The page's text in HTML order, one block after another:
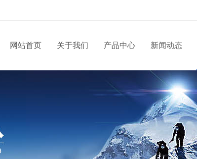
网站首页 关于我们 产品中心 新闻动态